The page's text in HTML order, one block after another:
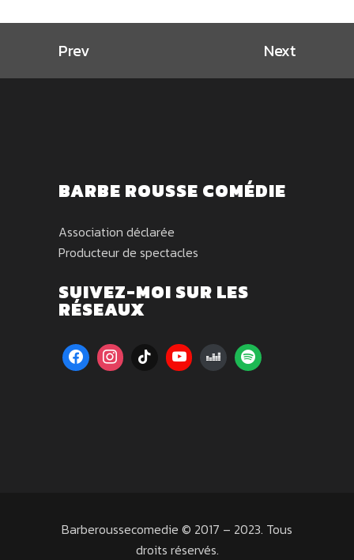
Prev Next
BARBE ROUSSE COMÉDIE
Association déclarée
Producteur de spectacles
SUIVEZ-MOI SUR LES
RÉSEAUX
Barberoussecomedie © 2017 – 2023. Tous
droits réservés.